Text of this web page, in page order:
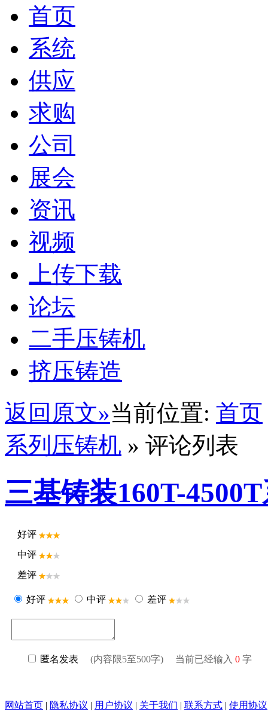
首页
系统
供应
求购
公司
展会
资讯
视频
上传下载
论坛
二手压铸机
挤压铸造
返回原文»当前位置: 首页
系列压铸机 » 评论列表
三基铸装160T-
好评
中评
差评
好评 中评 差评
匿名发表 (内容限5至500字) 当前已经输入 0 字
网站首页 隐私协议 用户协议 关于我们 联系方式 使用协议